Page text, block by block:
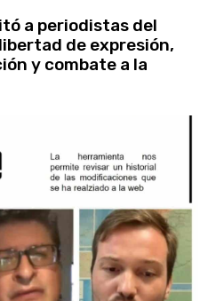
a periodistas del
de expresión,
y combate a la